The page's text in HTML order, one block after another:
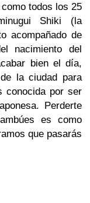
todos los 25
Shiki (la
acompañado de
nacimiento del
bien el día,
la ciudad para
conocida por ser
Perderte
es como
que pasarás